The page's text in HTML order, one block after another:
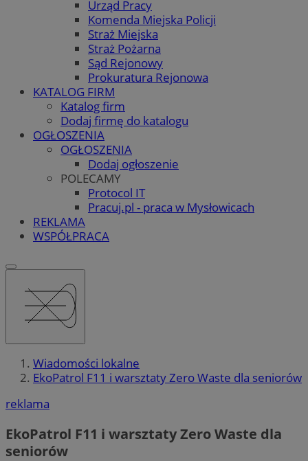
Urząd Pracy
Komenda Miejska Policji
Straż Miejska
Straż Pożarna
Sąd Rejonowy
Prokuratura Rejonowa
KATALOG FIRM
Katalog firm
Dodaj firmę do katalogu
OGŁOSZENIA
OGŁOSZENIA
Dodaj ogłoszenie
POLECAMY
Protocol IT
Pracuj.pl - praca w Mysłowicach
REKLAMA
WSPÓŁPRACA
Wiadomości lokalne
EkoPatrol F11 i warsztaty Zero Waste dla seniorów
reklama
EkoPatrol F11 i warsztaty Zero Waste dla
seniorów